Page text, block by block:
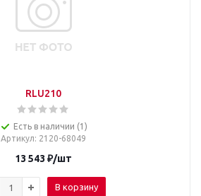
RLU210
Есть в наличии (1)
Артикул: 2120-68049
13 543 ₽/шт
В корзину